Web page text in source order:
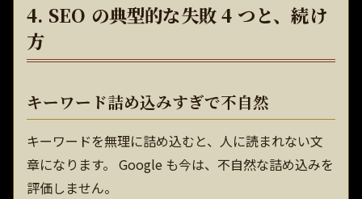
4. SEO の典型的な失敗 4 つと、続け
方
キーワード詰め込みすぎで不自然
キーワードを無理に詰め込むと、人に読まれない文
章になります。 Google も今は、不自然な詰め込みを
評価しません。